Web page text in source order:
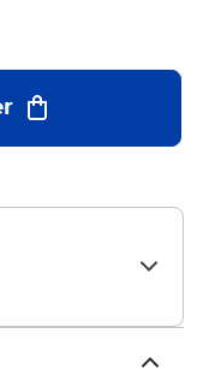
extérieur.Larges
élégant et stylé qui
placée dans un coin
Bon à savoir :La
; la doublure n'est pas
de sapinDimensions :